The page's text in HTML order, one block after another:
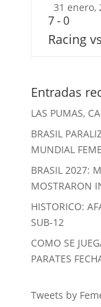
31 enero,
7-0
Racing
Entradas
LAS PUMAS,
BRASIL
MUNDIAL
BRASIL 2027:
MOSTRARON
HISTORICO:
SUB-12
COMO SE
PARATES
Tweets by